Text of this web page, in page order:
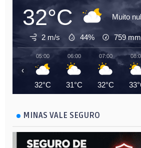
32°C Muito
2 m/s 44% 759
05:00
32°C
06:00
31°C
07:00
32°C
‹
MINAS VALE SEGURO